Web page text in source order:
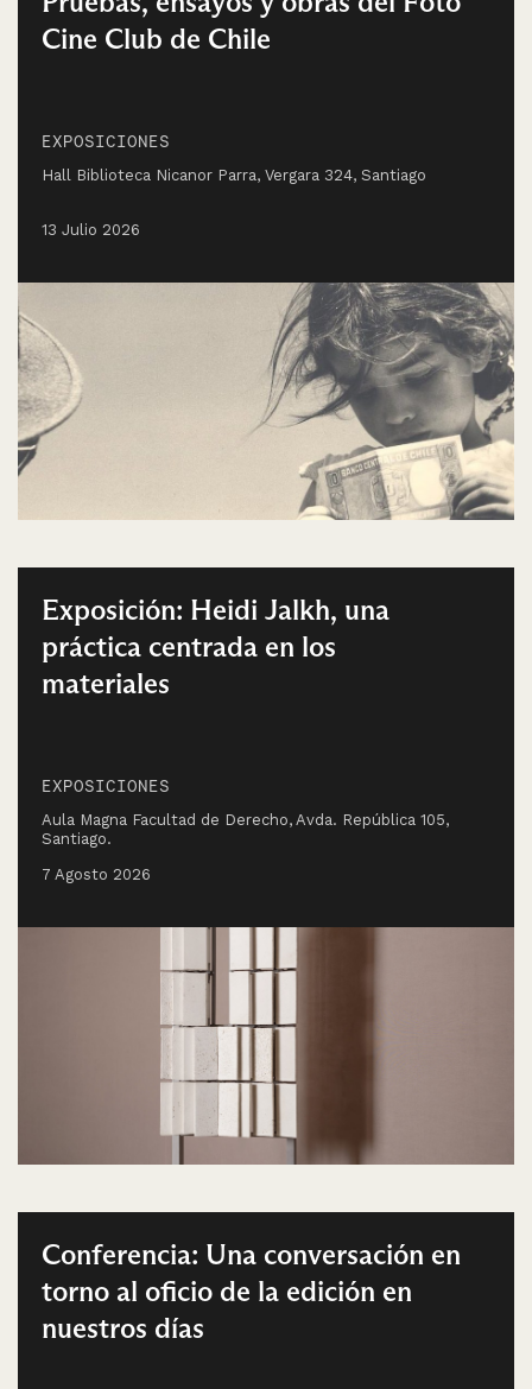
Cine Club de Chile
EXPOSICIONES
Hall Biblioteca Nicanor Parra, Vergara 324, Santiago
13 Julio 2026
Exposición: Heidi Jalkh, una
práctica centrada en los
materiales
EXPOSICIONES
Aula Magna Facultad de Derecho, Avda. República 105,
Santiago.
7 Agosto 2026
Conferencia: Una conversación en
torno al oficio de la edición en
nuestros días